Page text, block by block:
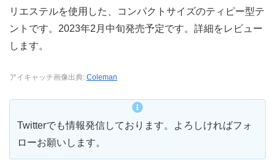
リエステルを使用した、コンパクトサイズのティピー型テ
ントです。2023年2月中旬発売予定です。詳細をレビュー
します。
アイキャッチ画像出典: Coleman
Twitterでも情報発信しております。よろしければフォ
ローお願いします。